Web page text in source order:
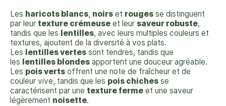
Les haricots blancs, noirs et rouges se distinguent
par leur texture crémeuse et leur saveur robuste,
tandis que les lentilles, avec leurs multiples couleurs et
textures, ajoutent de la diversité à vos plats.
Les lentilles vertes sont tendres, tandis que
les lentilles blondes apportent une douceur agréable.
Les pois verts offrent une note de fraîcheur et de
couleur vive, tandis que les pois chiches se
caractérisent par une texture ferme et une saveur
légèrement noisette.